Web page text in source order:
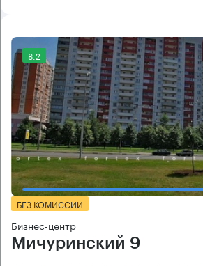
8.2
БЕЗ КОМИССИИ
Бизнес-центр
Мичуринский 9